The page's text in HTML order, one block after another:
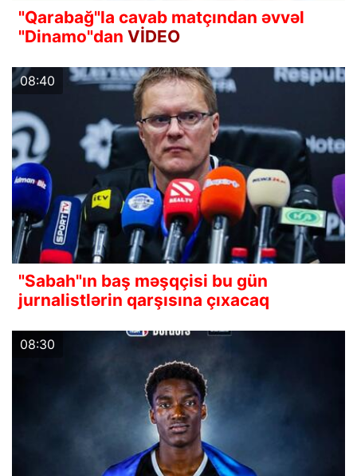
"Qarabağ"la cavab matçından əvvəl
"Dinamo"dan VİDEO
08:40
"Sabah"ın baş məşqçisi bu gün
jurnalistlərin qarşısına çıxacaq
08:30